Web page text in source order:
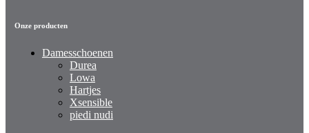
Onze producten
Damesschoenen
Durea
Lowa
Hartjes
Xsensible
piedi nudi